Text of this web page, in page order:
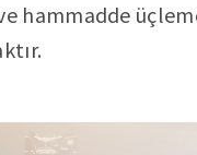
hammadde